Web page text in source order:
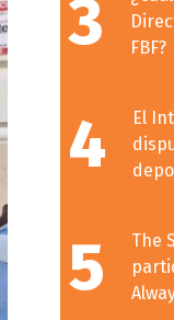
3
FBF?
4
El
5
The